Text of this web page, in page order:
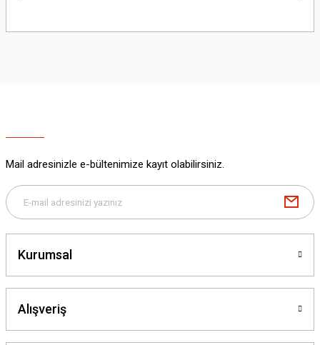
yetersiz gördüğünüz noktaları öneri formunu kullanarak tarafımıza
Bu ürüne benzer farklı alternatifler olmalı.
Mail adresinizle e-bültenimize kayıt olabilirsiniz.
Kurumsal
Alışveriş